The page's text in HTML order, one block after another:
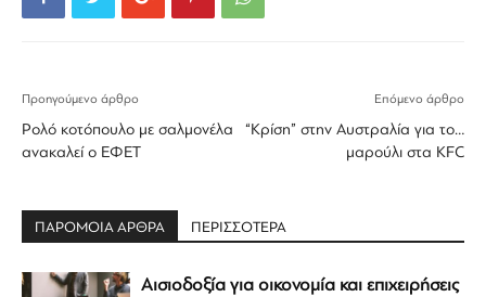
Προηγούμενο άρθρο
Ρολό κοτόπουλο με σαλμονέλα
ανακαλεί ο ΕΦΕΤ
Επόμενο άρθρο
“Κρίση” στην Αυστραλία για το…
μαρούλι στα KFC
ΠΑΡΟΜΟΙΑ ΑΡΘΡΑ ΠΕΡΙΣΣΟΤΕΡΑ
Αισιοδοξία για οικονομία και επιχειρήσεις